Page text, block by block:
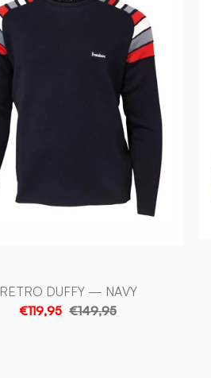
—
RETRO DUFFY — NAVY
€119,95 €149,95